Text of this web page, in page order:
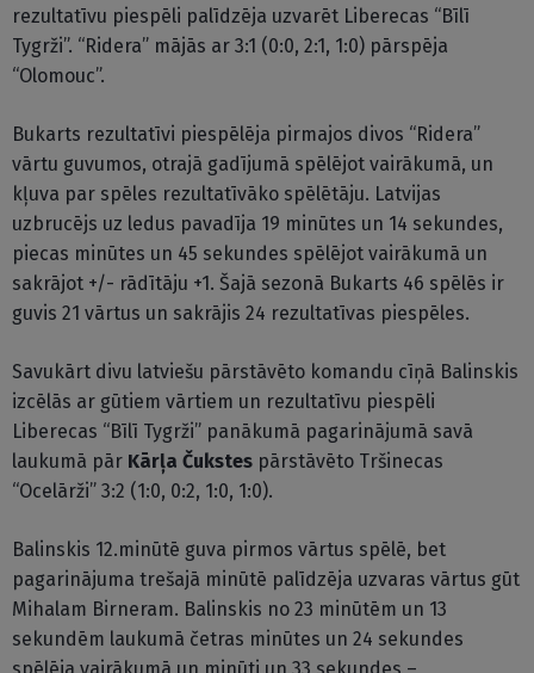
rezultatīvu piespēli palīdzēja uzvarēt Liberecas “Bīlī
Tygrži”. “Ridera” mājās ar 3:1 (0:0, 2:1, 1:0) pārspēja
“Olomouc”.
Bukarts rezultatīvi piespēlēja pirmajos divos “Ridera”
vārtu guvumos, otrajā gadījumā spēlējot vairākumā, un
kļuva par spēles rezultatīvāko spēlētāju. Latvijas
uzbrucējs uz ledus pavadīja 19 minūtes un 14 sekundes,
piecas minūtes un 45 sekundes spēlējot vairākumā un
sakrājot +/- rādītāju +1. Šajā sezonā Bukarts 46 spēlēs ir
guvis 21 vārtus un sakrājis 24 rezultatīvas piespēles.
Savukārt divu latviešu pārstāvēto komandu cīņā Balinskis
izcēlās ar gūtiem vārtiem un rezultatīvu piespēli
Liberecas “Bīlī Tygrži” panākumā pagarinājumā savā
laukumā pār Kārļa Čukstes pārstāvēto Tršinecas
“Ocelārži” 3:2 (1:0, 0:2, 1:0, 1:0).
Balinskis 12.minūtē guva pirmos vārtus spēlē, bet
pagarinājuma trešajā minūtē palīdzēja uzvaras vārtus gūt
Mihalam Birneram. Balinskis no 23 minūtēm un 13
sekundēm laukumā četras minūtes un 24 sekundes